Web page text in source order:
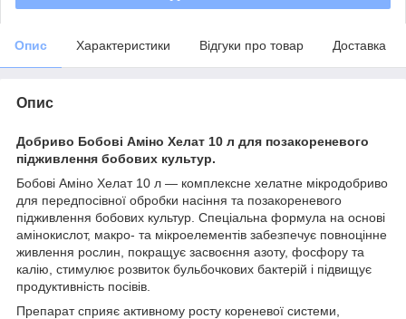
Опис Характеристики Відгуки про товар Доставка
Опис
Добриво Бобові Аміно Хелат 10 л для позакореневого
підживлення бобових культур.
Бобові Аміно Хелат 10 л — комплексне хелатне мікродобриво
для передпосівної обробки насіння та позакореневого
підживлення бобових культур. Спеціальна формула на основі
амінокислот, макро- та мікроелементів забезпечує повноцінне
живлення рослин, покращує засвоєння азоту, фосфору та
калію, стимулює розвиток бульбочкових бактерій і підвищує
продуктивність посівів.
Препарат сприяє активному росту кореневої системи,